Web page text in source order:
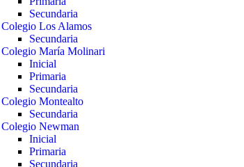
Secundaria
Colegio Los Alamos
Secundaria
Colegio María Molinari
Inicial
Primaria
Secundaria
Colegio Montealto
Secundaria
Colegio Newman
Inicial
Primaria
Secundaria